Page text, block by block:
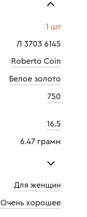
1 шт
Л 3703 6145
Roberto Coin
Белое золото
750
16.5
6.47 грамм
1 шт
Для женщин
Очень хорошее